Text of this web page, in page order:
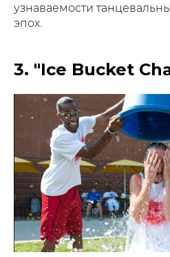
узнаваемости
эпох.
3. "Ice Bucket